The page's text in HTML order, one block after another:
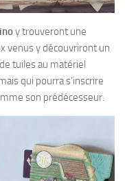
y trouveront une
venus y découvriront un
tuiles au matériel
qui pourra s’inscrire
son prédécesseur.